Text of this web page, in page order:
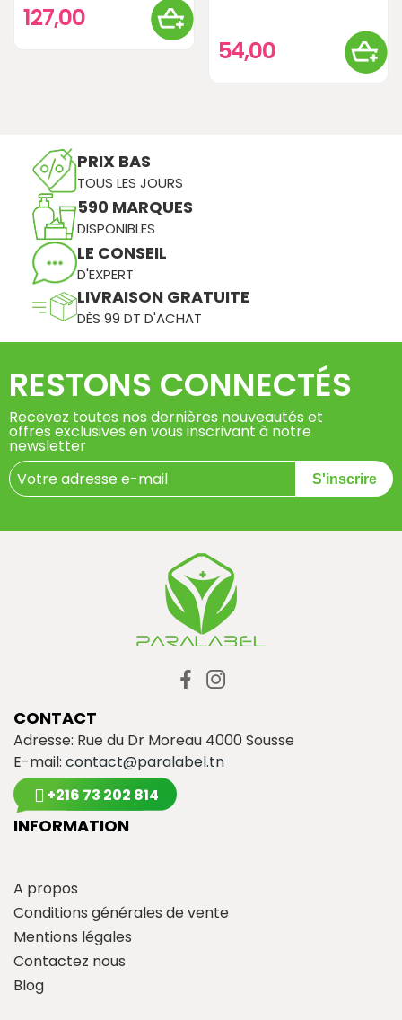
127,00
54,00
PRIX BAS
TOUS LES JOURS
590 MARQUES
DISPONIBLES
LE CONSEIL
D'EXPERT
LIVRAISON GRATUITE
DÈS 99 DT D'ACHAT
RESTONS CONNECTÉS
Recevez toutes nos dernières nouveautés et
offres exclusives en vous inscrivant à notre
newsletter
S'inscrire
CONTACT
Adresse: Rue du Dr Moreau 4000 Sousse
E-mail: contact@paralabel.tn
+216 73 202 814
INFORMATION
A propos
Conditions générales de vente
Mentions légales
Contactez nous
Blog